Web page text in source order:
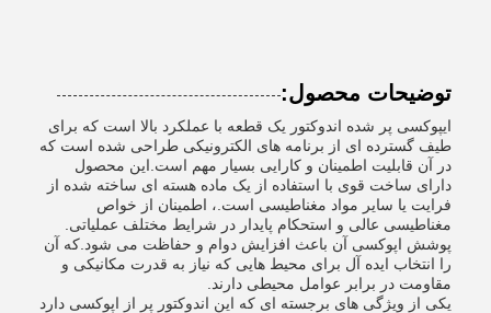
توضیحات محصول:
ایپوکسی پر شده اندوکتور یک قطعه با عملکرد بالا است که برای
طیف گسترده ای از برنامه های الکترونیکی طراحی شده است که
در آن قابلیت اطمینان و کارایی بسیار مهم است.این محصول
دارای ساخت قوی با استفاده از یک ماده هسته ای ساخته شده از
فرایت یا سایر مواد مغناطیسی است.، اطمینان از خواص
مغناطیسی عالی و استحکام پایدار در شرایط مختلف عملیاتی.
پوشش اپوکسی آن باعث افزایش دوام و حفاظت می شود.که آن
را انتخاب ایده آل برای محیط هایی که نیاز به قدرت مکانیکی و
مقاومت در برابر عوامل محیطی دارند.
یکی از ویژگی های برجسته ای که این اندوکتور پر از اپوکسی دارد